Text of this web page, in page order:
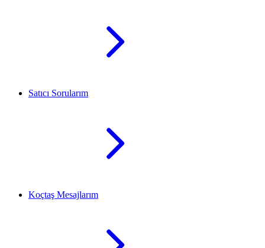
Satıcı Sorularım
Koçtaş Mesajlarım